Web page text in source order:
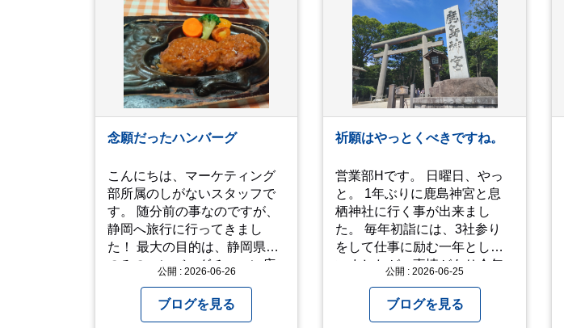
くのお問い合わせをいただい
ており、豊富な販売ネットワ
ークを活かした高価買取が可
能です。
ね！(^^ゞ これから暑さ本番に
なりますが皆様方くれぐれも
ご自愛ください
念願だったハンバーグ
こんにちは、マーケティング
部所属のしがないスタッフで
す。 随分前の事なのですが、
静岡へ旅行に行ってきまし
た！ 最大の目的は、静岡県内
のみのハンバーグチェーン店
事。実は10年ぐらい前からず
っと食べたいと思っていたの
公開 : 2026-06-26
ブログを見る
祈願はやっとくべきですね。
営業部Hです。 日曜日、やっ
と。 1年ぶりに鹿島神宮と息
栖神社に行く事が出来まし
た。 毎年初詣には、3社参り
をして仕事に励む一年として
いましたが、事情があり今年
宮のみ参拝。 今年一年の祈願
をしていないせいか？ 年始か
公開 : 2026-06-25
ブログを見る